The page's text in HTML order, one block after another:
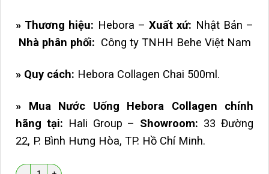
» Thương hiệu: Hebora –Xuất xứ: Nhật Bản –
Nhà phân phối: Công ty TNHH Behe Việt Nam
» Quy cách: Hebora Collagen Chai 500ml.
» Mua Nước Uống Hebora Collagen chính
hãng tại: Hali Group – Showroom: 33 Đường
22, P. Bình Hưng Hòa, TP. Hồ Chí Minh.
Số lượng